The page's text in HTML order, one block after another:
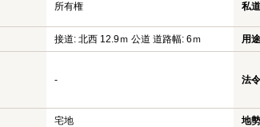
所有権 私
接道: 北西 12.9ｍ 公道 道路幅: 6ｍ 用
- 法
宅地 地勢